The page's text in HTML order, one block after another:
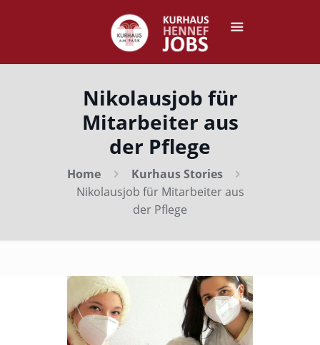
Nikolausjob für
Mitarbeiter aus
der Pflege
Home
Kurhaus Stories
Nikolausjob für Mitarbeiter aus
der Pflege